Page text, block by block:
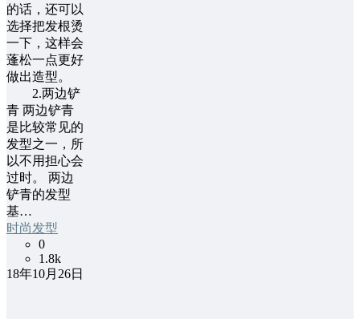
的话，还可以
选择把发根烫
一下，这样会
蓬松一点更好
做出造型。
2.两边铲
青 两边铲青
是比较常见的
发型之一，所
以不用担心会
过时。 两边
铲青的发型
基…
时尚发型
0
1.8k
18年10月26日